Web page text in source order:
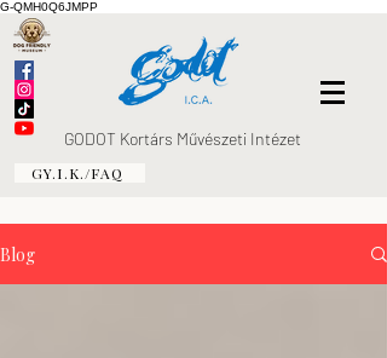
G-QMH0Q6JMPP
GODOT Kortárs Művészeti Intézet
GY.I.K./FAQ
Blog